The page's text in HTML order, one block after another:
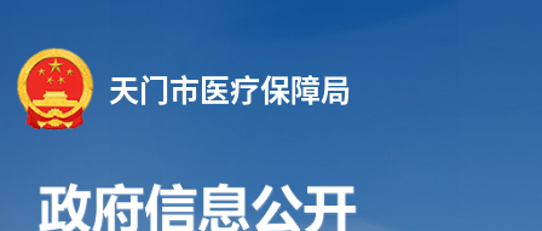
天门市医疗保障局